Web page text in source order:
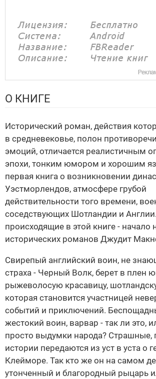
О КНИГЕ
Исторический роман, действия
в средневековье, полон
эмоций, отличается реалистичным
эпохи, тонким юмором и хорошим
первая книга о возникновении
Уэстморлендов, атмосфере грубой
действительности того времени,
соседствующих Шотландии и
происходящие в этой книге - начало
исторических романов Джудит
Свирепый английский воин, не
страха - Черный Волк, берет в плен
рыжеволосую красавицу,
которая становится участницей
событий и приключений.
жестокий воин, варвар - так ли это,
просто выдумки народа? Страшные,
истории передаются из уст в уста о
Клейморе. Так кто же он на самом
утонченный и благородный рыцарь